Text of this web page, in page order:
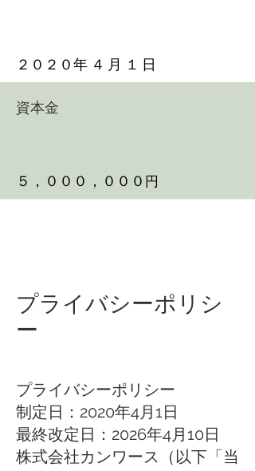
２０２０年４月１日
資本金
５，０００，０００ 円
プライバシーポリシ
ー
プライバシーポリシー
制定日：2020年4月1日
最終改定日：2026年4月10日
株式会社カンワース（以下「当